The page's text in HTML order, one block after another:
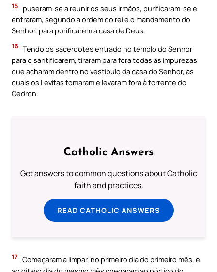
15
puseram-se a reunir os seus irmãos, purificaram-se e
entraram, segundo a ordem do rei e o mandamento do
Senhor, para purificarem a casa de Deus,
16 Tendo os sacerdotes entrado no templo do Senhor
para o santificarem, tiraram para fora todas as impurezas
que acharam dentro no vestíbulo da casa do Senhor, as
quais os Levitas tomaram e levaram fora à torrente do
Cedron.
Catholic Answers
Get answers to common questions about Catholic
faith and practices.
READ CATHOLIC ANSWERS
17 Começaram a limpar, no primeiro dia do primeiro mês, e